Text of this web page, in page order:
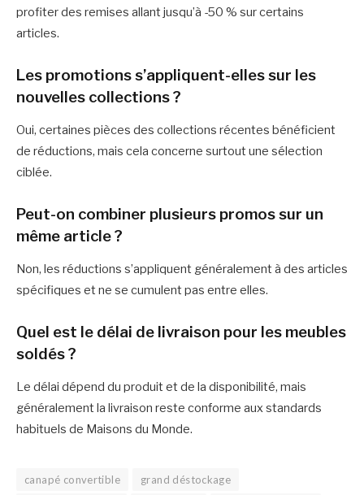
profiter des remises allant jusqu’à -50 % sur certains
articles.
Les promotions s’appliquent-elles sur les
nouvelles collections ?
Oui, certaines pièces des collections récentes bénéficient
de réductions, mais cela concerne surtout une sélection
ciblée.
Peut-on combiner plusieurs promos sur un
même article ?
Non, les réductions s’appliquent généralement à des articles
spécifiques et ne se cumulent pas entre elles.
Quel est le délai de livraison pour les meubles
soldés ?
Le délai dépend du produit et de la disponibilité, mais
généralement la livraison reste conforme aux standards
habituels de Maisons du Monde.
canapé convertible grand déstockage